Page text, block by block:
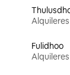
Fulidhoo